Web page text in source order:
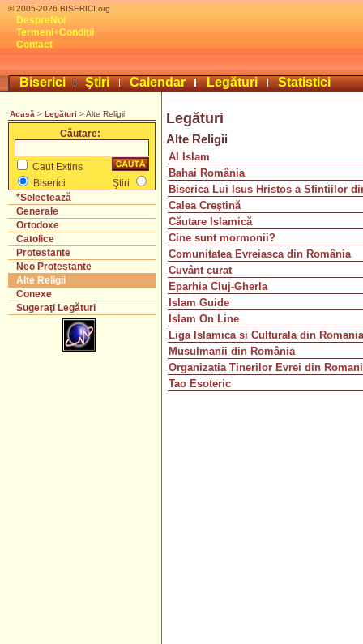
© 2005-2026 BISERICI.org
DespreNoi
Termeni+Condiţii
Contact
Biserici Ştiri Calendar Legături Statistici
Acasă > Legături > Alte Religii
Căutare:
Caut Extins
Biserici
Ştiri
*Selectează
Generale
Ortodoxe
Catolice
Protestante
Neo Protestante
Alte Religii
Conexe
Sugeraţi Legături
Legături
Alte Religii
Al Islam
Bahai România
Biserica Lui Isus Hristos a Sfintiilor
Calea Creştină
Căutare Islamică
Cine sunt mormonii?
Comunitatea Evreiasca din România
Cuvânt curat
Eparhia Cluj-Gherla
Islam Guide
Islam On Line
Liga Islamica si Culturala din Romania
Musulmanii din România
Organizatia Tinerilor Evrei din
Tao Esoteric